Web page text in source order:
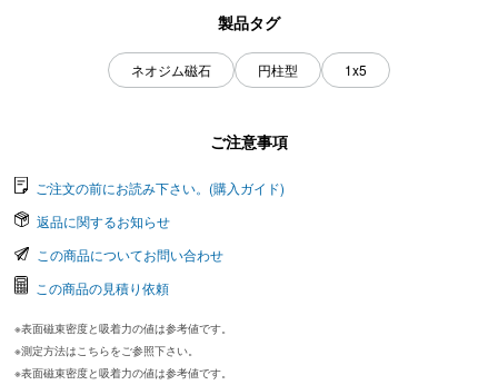
製品タグ
ネオジム磁石 円柱型 1x5
ご注意事項
ご注文の前にお読み下さい。(購入ガイド)
返品に関するお知らせ
この商品についてお問い合わせ
この商品の見積り依頼
※表面磁束密度と吸着力の値は参考値です。
※測定方法はこちらをご参照下さい。
※表面磁束密度と吸着力の値は参考値です。